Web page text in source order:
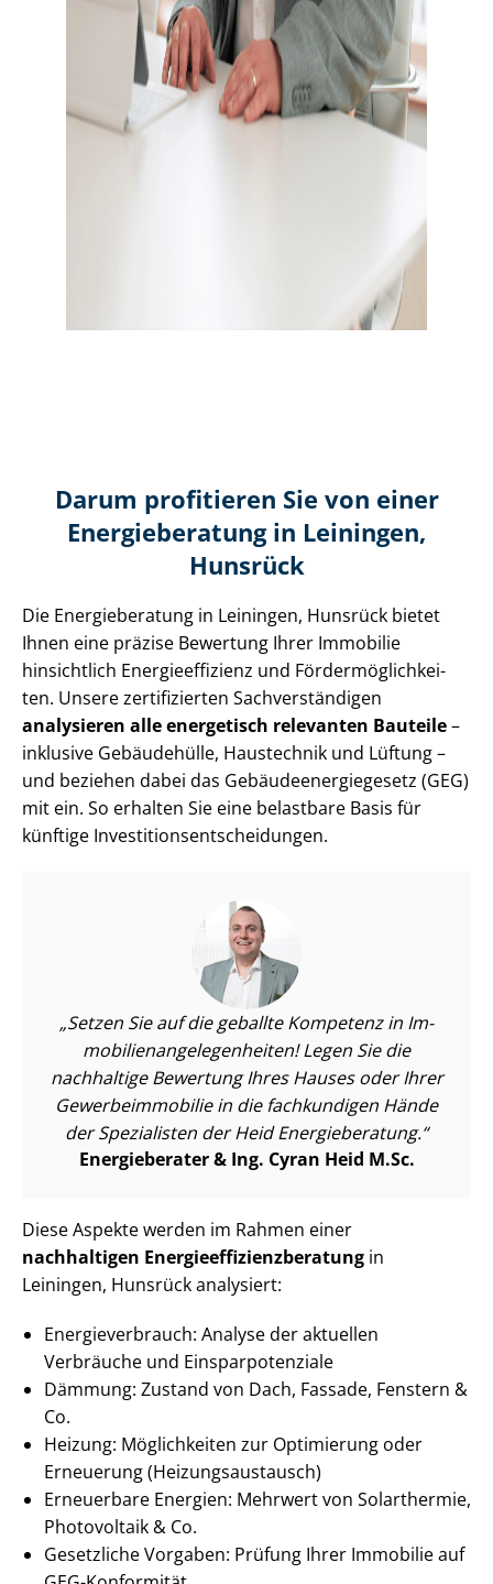
Darum profitieren Sie von einer
Energieberatung in Leiningen,
Hunsrück
Die Energieberatung in Leiningen, Hunsrück bietet
Ihnen eine präzise Bewertung Ihrer Immobilie
hinsichtlich En­er­gie­ef­fi­zi­enz und För­der­mög­lich­kei­
ten. Unsere zertifizierten Sach­ver­stän­di­gen
analysieren alle energetisch relevanten Bauteile–
inklusive Gebäudehülle, Haustechnik und Lüftung –
und beziehen dabei das Ge­bäu­de­en­er­gie­ge­setz (GEG)
mit ein. So erhalten Sie eine belastbare Basis für
künftige In­ves­ti­ti­ons­ent­schei­dun­gen.
Setzen Sie auf die geballte Kompetenz in Im­
mo­bi­li­en­an­ge­le­gen­hei­ten! Legen Sie die
nachhaltige Bewertung Ihres Hauses oder Ihrer
Ge­wer­be­im­mo­bi­lie in die fachkundigen Hände
der Spezialisten der Heid Energieberatung.
Energieberater & Ing. Cyran Heid M.Sc.
Diese Aspekte werden im Rahmen einer
nachhaltigen En­er­gie­ef­fi­zi­enz­be­ra­tung in
Leiningen, Hunsrück analysiert:
En­er­gie­ver­brauch: Analyse der aktuellen
Verbräuche und Ein­spar­po­ten­zia­le
Dämmung: Zustand von Dach, Fassade, Fenstern &
Co.
Heizung: Möglichkeiten zur Optimierung oder
Erneuerung (Hei­zungs­aus­tausch)
Erneuerbare Energien: Mehrwert von Solarthermie,
Photovoltaik & Co.
Gesetzliche Vorgaben: Prüfung Ihrer Immobilie auf